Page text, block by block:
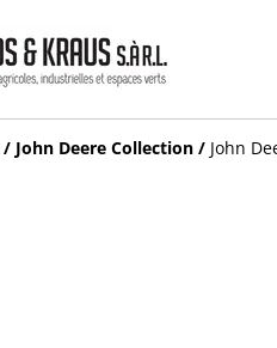
/ John Deere Collection / John